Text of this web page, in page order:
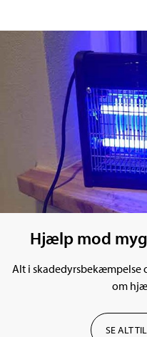
Hjælp mod
Alt i skadedyrsbekæmpelse
om
SE ALT